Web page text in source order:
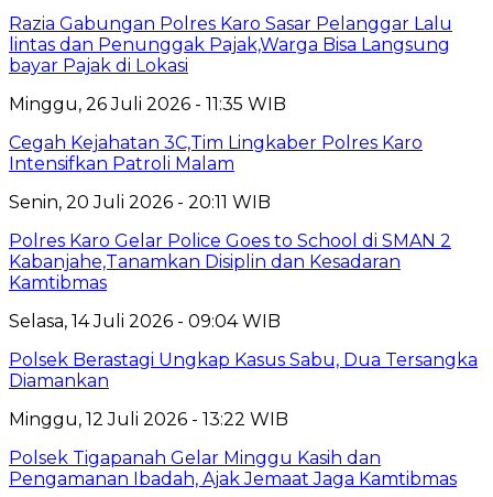
Razia Gabungan Polres Karo Sasar Pelanggar Lalu
lintas dan Penunggak Pajak,Warga Bisa Langsung
bayar Pajak di Lokasi
Minggu, 26 Juli 2026 - 11:35 WIB
Cegah Kejahatan 3C,Tim Lingkaber Polres Karo
Intensifkan Patroli Malam
Senin, 20 Juli 2026 - 20:11 WIB
Polres Karo Gelar Police Goes to School di SMAN 2
Kabanjahe,Tanamkan Disiplin dan Kesadaran
Kamtibmas
Selasa, 14 Juli 2026 - 09:04 WIB
Polsek Berastagi Ungkap Kasus Sabu, Dua Tersangka
Diamankan
Minggu, 12 Juli 2026 - 13:22 WIB
Polsek Tigapanah Gelar Minggu Kasih dan
Pengamanan Ibadah, Ajak Jemaat Jaga Kamtibmas